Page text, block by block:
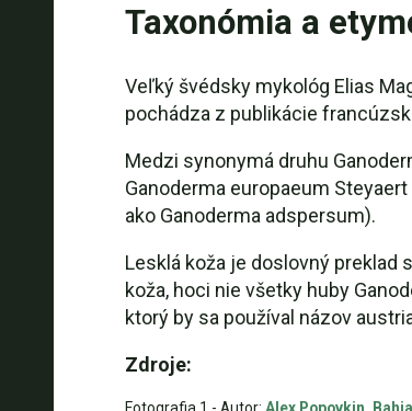
Taxonómia a
Veľký švédsky mykológ Elias
pochádza z publikácie
Medzi synonymá druhu
Ganoderma europaeum
ako Ganoderma adspersum).
Lesklá koža je doslovný preklad
koža, hoci nie všetky huby
ktorý by sa používal názov
Zdroje: